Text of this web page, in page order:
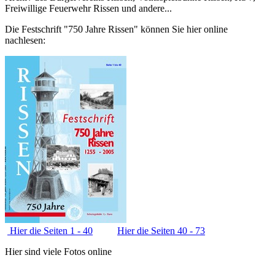
Freiwillige Feuerwehr Rissen und andere...
Die Festschrift "750 Jahre Rissen" können Sie hier online
nachlesen:
Hier die Seiten 1 - 40
Hier die Seiten 40 - 73
Hier sind viele Fotos online